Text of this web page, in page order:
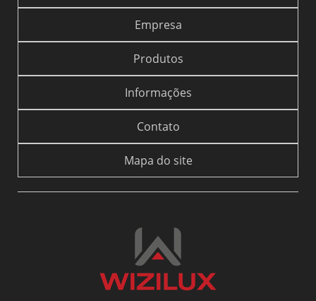
Empresa
Produtos
Informações
Contato
Mapa do site